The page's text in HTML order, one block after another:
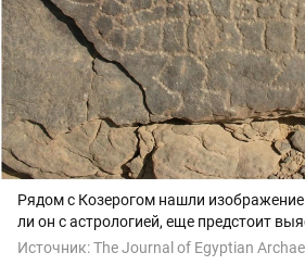
Рядом с Козерогом нашли изображение
ли он с астрологией, еще предстоит
Источник:The Journal of Egyptian